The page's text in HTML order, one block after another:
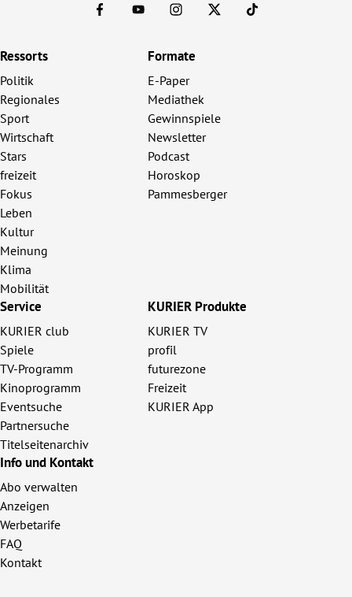
Ressorts
Politik
Regionales
Sport
Wirtschaft
Stars
freizeit
Fokus
Leben
Kultur
Meinung
Klima
Mobilität
Formate
E-Paper
Mediathek
Gewinnspiele
Newsletter
Podcast
Horoskop
Pammesberger
Service
KURIER club
Spiele
TV-Programm
Kinoprogramm
Eventsuche
Partnersuche
Titelseitenarchiv
KURIER Produkte
KURIER TV
profil
futurezone
Freizeit
KURIER App
Info und Kontakt
Abo verwalten
Anzeigen
Werbetarife
FAQ
Kontakt